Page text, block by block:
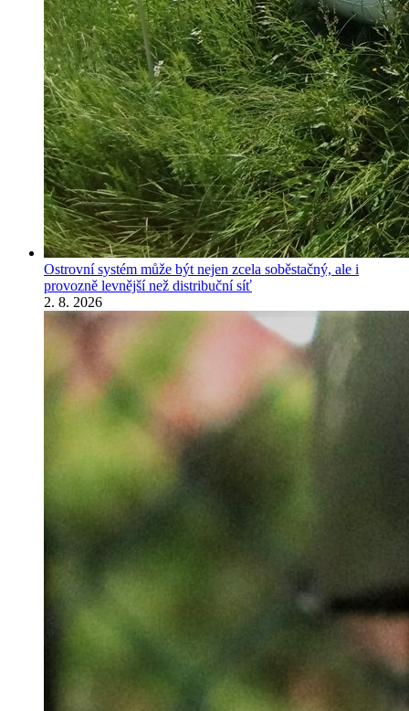
Ostrovní systém může být nejen zcela soběstačný, ale i
provozně levnější než distribuční síť
2. 8. 2026